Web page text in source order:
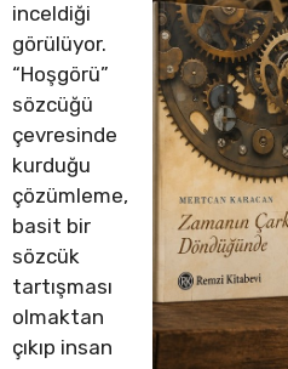
inceldiği
görülüyor.
“Hoşgörü”
sözcüğü
çevresinde
kurduğu
çözümleme,
basit bir
sözcük
tartışması
olmaktan
çıkıp insan